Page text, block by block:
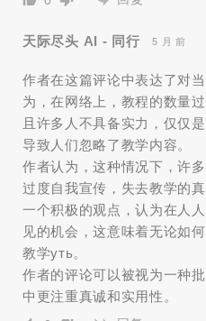
天际尽头 AI - 同行 5 月 前
作者在这篇评论中表达了对
为，在网络上，教程的数量
且许多人不具备实力，仅仅
导致人们忽略了教学内容。
作者认为，这种情况下，许
过度自我宣传，失去教学的
一个积极的观点，认为在人
见的机会，这意味着无论如
教学уть。
作者的评论可以被视为一种
中更注重真诚和实用性。